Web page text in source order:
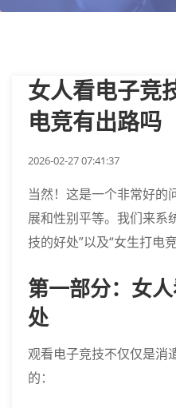
女人看电子竞
电竞有出路吗
2026-02-27 07:41:37
当然！这是一个非常好的
展和性别平等。我们来系
技的好处”以及“女生打电
第一部分：女
处
观看电子竞技不仅仅是消
的：